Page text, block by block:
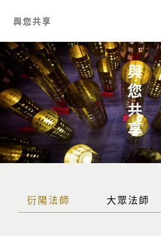
與您共享
與您共享
衍陽法師 大眾法師